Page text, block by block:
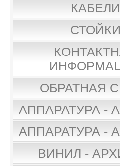
КАБЕЛИ
СТОЙКИ
ОБРАТНАЯ
АППАРАТУРА -
АППАРАТУРА -
ВИНИЛ -